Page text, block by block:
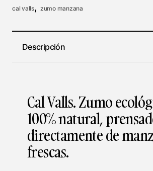
cal valls, zumo manzana
Descripción
Cal Valls. Zumo
100% natural,
directamente de
frescas.